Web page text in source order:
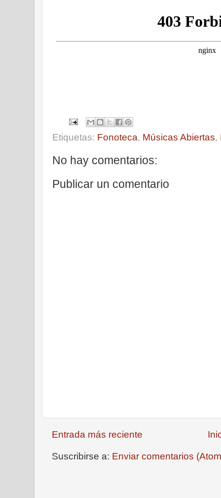
Etiquetas: Fonoteca, Músicas Abiertas,
No hay comentarios:
Publicar un comentario
Entrada más reciente
Suscribirse a: Enviar comentarios